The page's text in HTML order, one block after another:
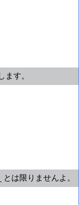
す。
は限りませんよ。